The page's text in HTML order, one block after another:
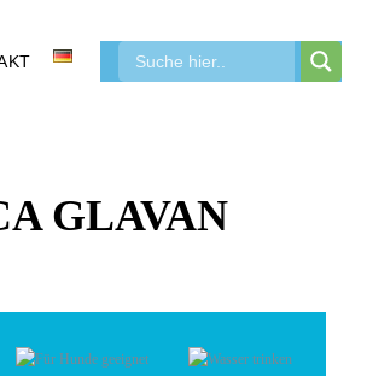
GLAVAN